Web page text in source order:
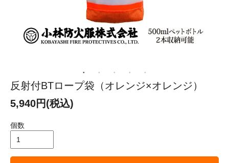
反射付BTロープ袋（オレンジ×オレンジ）
5,940円(税込)
個数